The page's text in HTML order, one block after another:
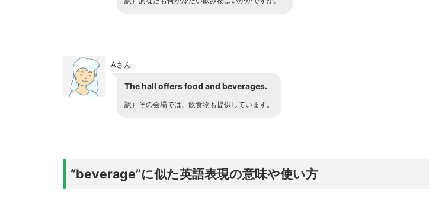
Aさん
The hall offers food and beverages.
訳） その会場では、飲食物も提供しています。
“beverage”に似た英語表現の意味や使い方